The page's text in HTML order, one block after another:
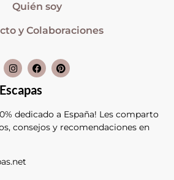
Quién soy
y Colaboraciones
dedicado a España! Les comparto
consejos y recomendaciones en